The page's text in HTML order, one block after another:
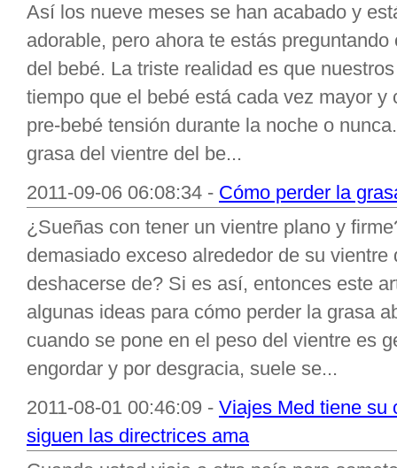
Así los nueve meses se han acabado y
adorable, pero ahora te estás
del bebé. La triste realidad es que
tiempo que el bebé está cada vez mayor
pre-bebé tensión durante la noche o
grasa del vientre del be...
2011-09-06 06:08:34 - Cómo perder la
¿Sueñas con tener un vientre plano y
demasiado exceso alrededor de su
deshacerse de? Si es así, entonces este
algunas ideas para cómo perder la grasa
cuando se pone en el peso del vientre es
engordar y por desgracia, suele se...
2011-08-01 00:46:09 - Viajes Med tiene su
siguen las directrices ama